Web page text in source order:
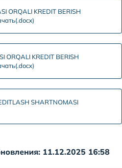
ORQALI KREDIT BERISH
ORQALI KREDIT BERISH
SHARTNOMASI
11.12.2025 16:58